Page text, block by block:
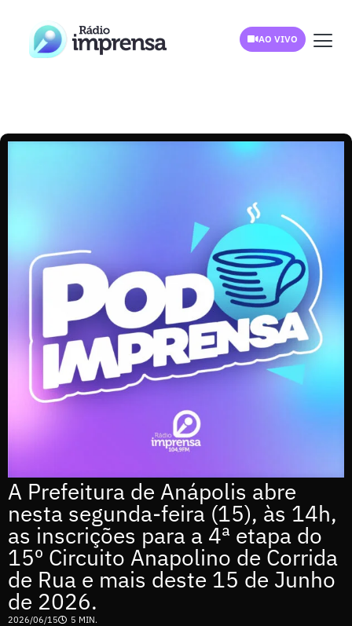
AO VIVO
A Prefeitura de Anápolis abre
nesta segunda-feira (15), às 14h,
as inscrições para a 4ª etapa do
15º Circuito Anapolino de Corrida
de Rua e mais deste 15 de Junho
de 2026.
2026/06/15 5 MIN.